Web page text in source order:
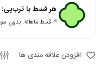
سامسونگ
g360
Core
هر قسط با ترب‌پی:
۴ قسط ماهانه. بدون سود، چک و ضامن.
افزودن علاقه مندی ها